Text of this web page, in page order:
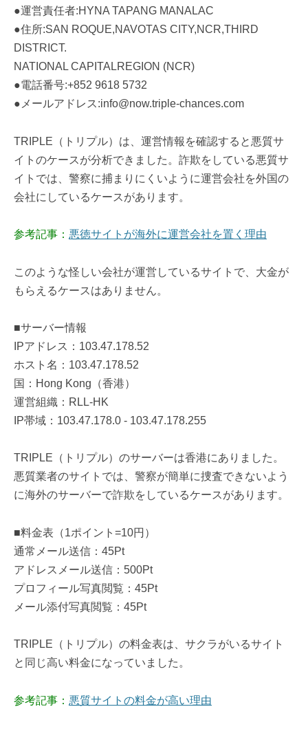
●運営責任者:HYNA TAPANG MANALAC
●住所:SAN ROQUE,NAVOTAS CITY,NCR,THIRD
DISTRICT.
NATIONAL CAPITALREGION (NCR)
●電話番号:+852 9618 5732
●メールアドレス:info@now.triple-chances.com
TRIPLE（トリプル）は、運営情報を確認すると悪質サ
イトのケースが分析できました。詐欺をしている悪質サ
イトでは、警察に捕まりにくいように運営会社を外国の
会社にしているケースがあります。
参考記事： 悪徳サイトが海外に運営会社を置く理由
このような怪しい会社が運営しているサイトで、大金が
もらえるケースはありません。
■サーバー情報
IPアドレス：103.47.178.52
ホスト名：103.47.178.52
国：Hong Kong（香港）
運営組織：RLL-HK
IP帯域：103.47.178.0 - 103.47.178.255
TRIPLE（トリプル）のサーバーは香港にありました。
悪質業者のサイトでは、警察が簡単に捜査できないよう
に海外のサーバーで詐欺をしているケースがあります。
■料金表（1ポイント=10円）
通常メール送信：45Pt
アドレスメール送信：500Pt
プロフィール写真閲覧：45Pt
メール添付写真閲覧：45Pt
TRIPLE（トリプル）の料金表は、サクラがいるサイト
と同じ高い料金になっていました。
参考記事： 悪質サイトの料金が高い理由